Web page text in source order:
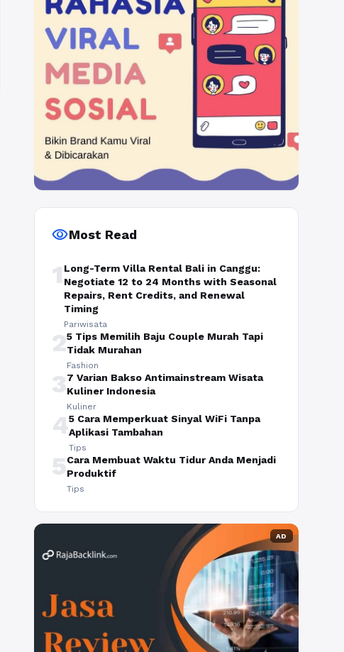
visibilityMost Read
1 Long-Term Villa Rental Bali in Canggu:
Negotiate 12 to 24 Months with Seasonal
Repairs, Rent Credits, and Renewal
Timing
Pariwisata
25 Tips Memilih Baju Couple Murah Tapi
Tidak Murahan
Fashion
37 Varian Bakso Antimainstream Wisata
Kuliner Indonesia
Kuliner
45 Cara Memperkuat Sinyal WiFi Tanpa
Aplikasi Tambahan
Tips
5Cara Membuat Waktu Tidur Anda Menjadi
Produktif
Tips
AD